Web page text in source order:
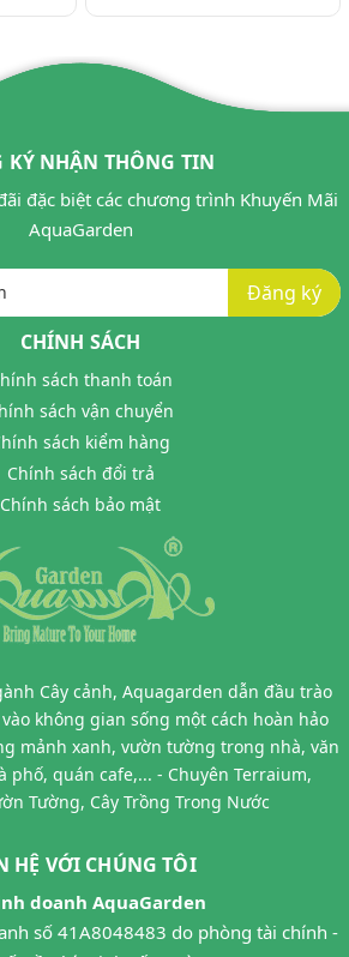
KÝ NHẬN THÔNG TIN
đặc biệt các chương trình Khuyến Mãi
AquaGarden
Đăng ký
CHÍNH SÁCH
sách thanh toán
sách vận chuyển
sách kiểm hàng
Chính sách đổi trả
Chính sách bảo mật
Cây cảnh, Aquagarden dẫn đầu trào
không gian sống một cách hoàn hảo
mảnh xanh, vườn tường trong nhà, văn
phố, quán cafe,... - Chuyên Terraium,
Tường, Cây Trồng Trong Nước
HỆ VỚI CHÚNG TÔI
doanh AquaGarden
số 41A8048483 do phòng tài chính -